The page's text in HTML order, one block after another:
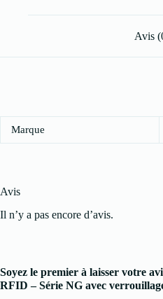
Avis
Marque
Avis
Il n’y a pas encore d’avis.
Soyez le premier à laisser votre
RFID – Série NG avec